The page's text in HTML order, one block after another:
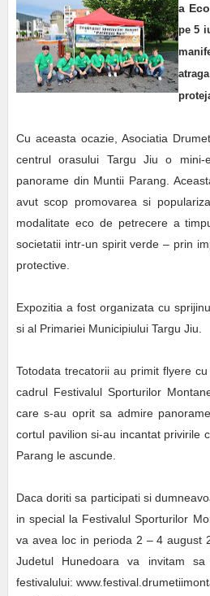
a
pe 5
Cu aceasta ocazie, Asociatia
centrul orasului Targu Jiu o mini-
panorame din Muntii Parang.
avut scop promovarea si
modalitate eco de petrecere a
societatii intr-un spirit verde – prin
protective.
Expozitia a fost organizata cu
si al Primariei Municipiului Targu Jiu.
Totodata trecatorii au primit flyere
cadrul Festivalul Sporturilor
care s-au oprit sa admire
cortul pavilion si-au incantat privirile
Parang le ascunde.
Daca doriti sa participati si
in special la Festivalul Sporturilor
va avea loc in perioda 2 – 4 august
Judetul Hunedoara va invitam
festivalului: